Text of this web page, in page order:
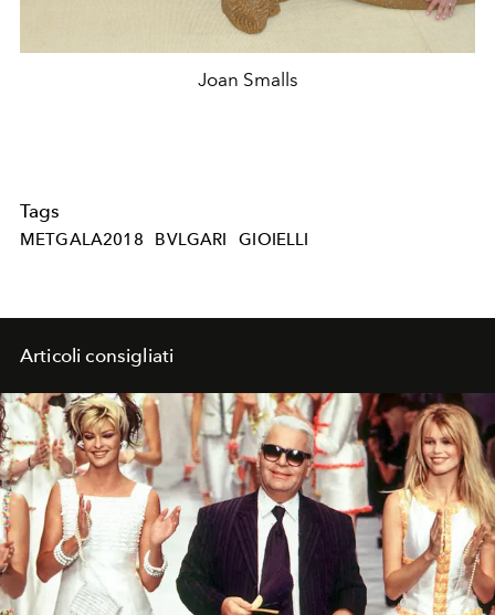
Joan Smalls
Tags
METGALA2018 BVLGARI GIOIELLI
Articoli consigliati